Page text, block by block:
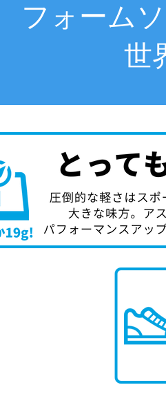
フォーム
世